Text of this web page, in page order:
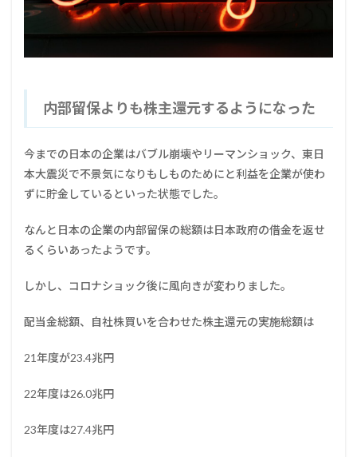
内部留保よりも株主還元するようになった
今までの日本の企業はバブル崩壊やリーマンショック、東日
本大震災で不景気になりもしものためにと利益を企業が使わ
ずに貯金しているといった状態でした。
なんと日本の企業の内部留保の総額は日本政府の借金を返せ
るくらいあったようです。
しかし、コロナショック後に風向きが変わりました。
配当金総額、自社株買いを合わせた株主還元の実施総額は
21年度が23.4兆円
22年度は26.0兆円
23年度は27.4兆円